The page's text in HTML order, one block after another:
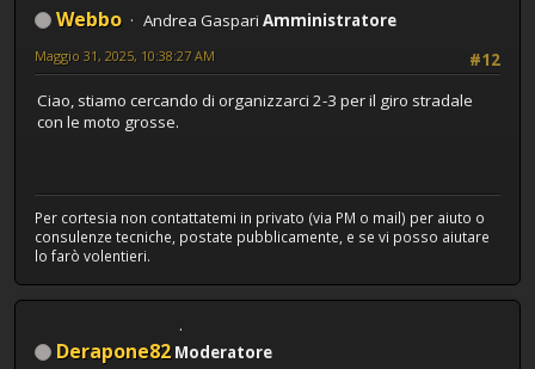
Webbo Andrea Gaspari Amministratore
#12
Maggio 31, 2025, 10:38:27 AM
Ciao, stiamo cercando di organizzarci 2-3 per il giro stradale
con le moto grosse.
Per cortesia non contattatemi in privato (via PM o mail) per aiuto o
consulenze tecniche, postate pubblicamente, e se vi posso aiutare
lo farò volentieri.
Derapone82 Moderatore